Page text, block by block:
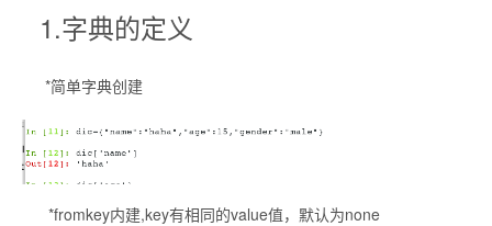
1.字典的定义
*简单字典创建
*fromkey内建,key有相同的value值，默认为none